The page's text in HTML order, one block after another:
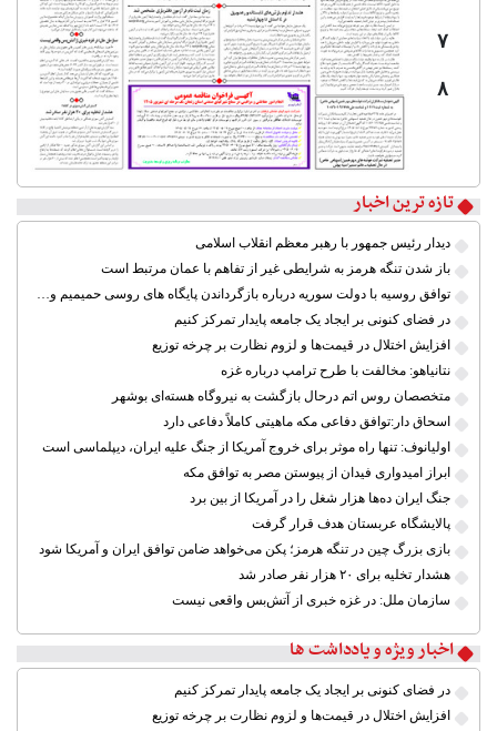
۷
۸
تازه ترین اخبار
دیدار رئیس جمهور با رهبر معظم انقلاب اسلامی
باز شدن تنگه هرمز به شرایطی غیر از تفاهم با عمان مرتبط است
در فضای کنونی بر ایجاد یک جامعه پایدار تمرکز کنیم
افزایش اختلال در قیمت‌ها و لزوم نظارت بر چرخه توزیع
نتانیاهو: مخالفت با طرح ترامپ درباره غزه
متخصصان روس اتم درحال بازگشت به نیروگاه هسته‌ای بوشهر
اسحاق دار:توافق دفاعی مکه ماهیتی کاملاً دفاعی دارد
اولیانوف: تنها راه موثر برای خروج آمریکا از جنگ علیه ایران، دیپلماسی است
ابراز امیدواری فیدان از پیوستن مصر به توافق مکه
جنگ ایران ده‌ها هزار شغل را در آمریکا از بین برد
پالایشگاه عربستان هدف قرار گرفت
بازی بزرگ چین در تنگه هرمز؛ پکن می‌خواهد ضامن توافق ایران و آمریکا شود
هشدار تخلیه برای ۲۰ هزار نفر صادر شد
سازمان ملل: در غزه خبری از آتش‌بس واقعی نیست
اخبار ویژه و یادداشت ها
در فضای کنونی بر ایجاد یک جامعه پایدار تمرکز کنیم
افزایش اختلال در قیمت‌ها و لزوم نظارت بر چرخه توزیع